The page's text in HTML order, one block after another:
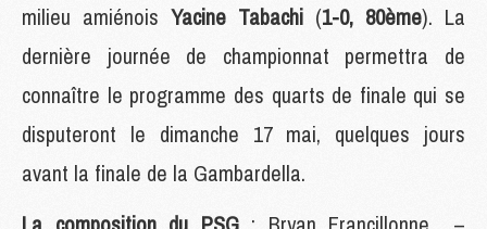
milieu amiénois Yacine Tabachi (1-0, 80ème). La
dernière journée de championnat permettra de
connaître le programme des quarts de finale qui se
disputeront le dimanche 17 mai, quelques jours
avant la finale de la Gambardella.